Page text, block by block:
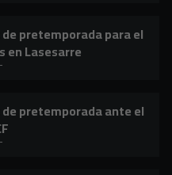
pretemporada para el
en Lasesarre
pretemporada ante el